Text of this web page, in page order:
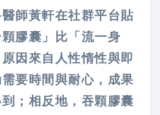
師黃軒在社群平台貼
膠囊」比「流一身
因來自人性惰性與即
要時間與耐心，成果
；相反地，吞顆膠囊